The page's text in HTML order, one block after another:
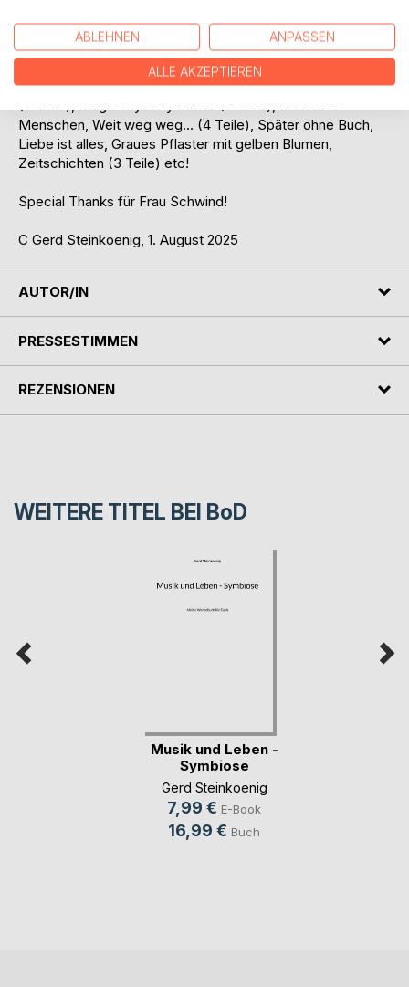
Gerd's Best Music, Ein Remake aus 2018, 2 Songtexte
ohne Musik (2022), Trump, Louis de Funes,
Gedankenfetzen Nr. 105 und mehr! In 16 Kapiteln.
Kleine Auswahl: Blood On The Rooftops (4 Teile), Danach
Menschen, Weit weg weg... (4 Teile), Später ohne Buch,
Liebe ist alles, Graues Pflaster mit gelben Blumen,
Zeitschichten (3 Teile) etc!
Special Thanks für Frau Schwind!
C Gerd Steinkoenig, 1. August 2025
AUTOR/IN
PRESSESTIMMEN
REZENSIONEN
WEITERE TITEL BEI BoD
Musik und Leben -
Symbiose
Gerd Steinkoenig
7,99 € E-Book
16,99 € Buch
ABLEHNEN ANPASSEN
ALLE AKZEPTIEREN